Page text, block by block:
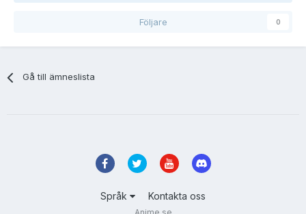
Följare 0
Gå till ämneslista
Språk Kontakta oss